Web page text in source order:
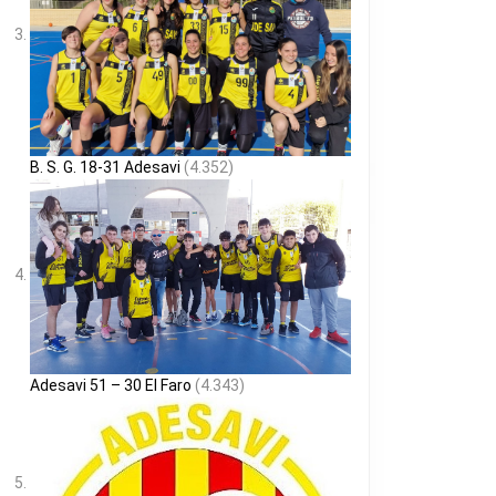
B. S. G. 18-31 Adesavi (4.352)
Adesavi 51 – 30 El Faro (4.343)